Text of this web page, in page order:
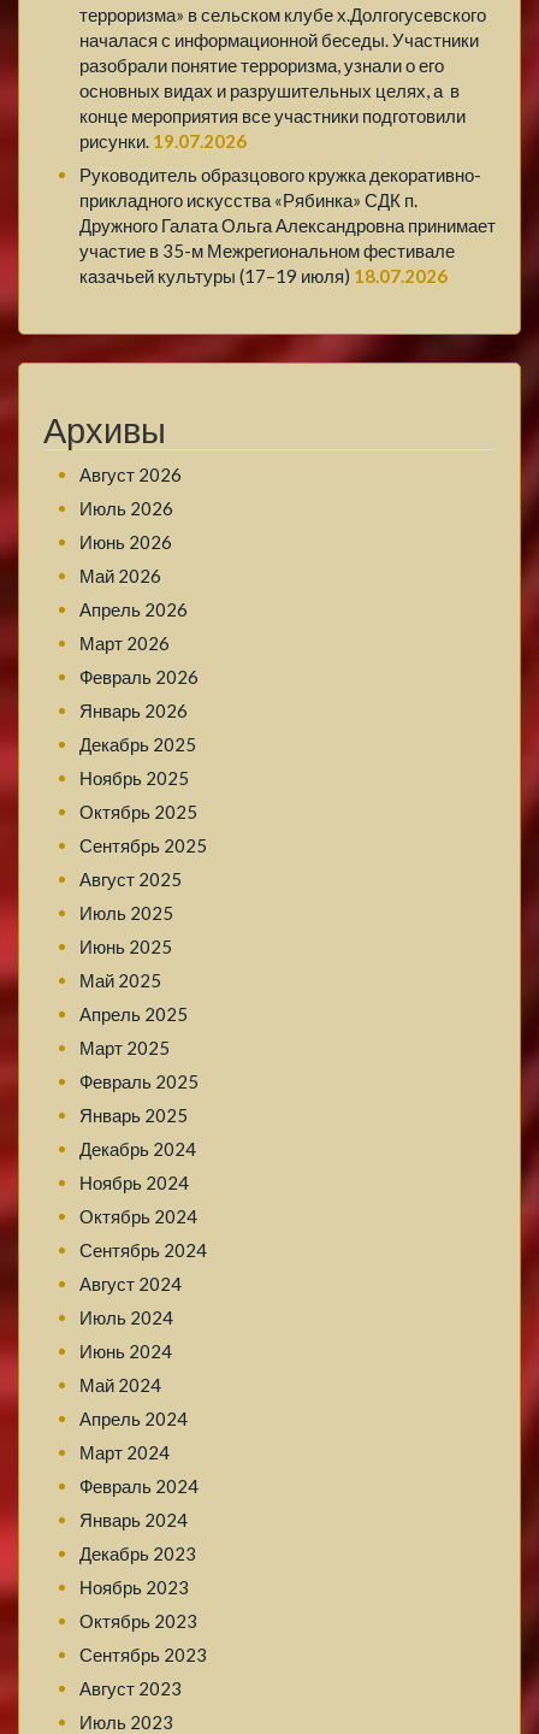
терроризма» в сельском клубе х.Долгогусевского
началася с информационной беседы. Участники
разобрали понятие терроризма, узнали о его
основных видах и разрушительных целях, а в
конце мероприятия все участники подготовили
рисунки. 19.07.2026
Руководитель образцового кружка декоративно-
прикладного искусства «Рябинка» СДК п.
Дружного Галата Ольга Александровна принимает
участие в 35-м Межрегиональном фестивале
казачьей культуры (17–19 июля) 18.07.2026
Архивы
Август 2026
Июль 2026
Июнь 2026
Май 2026
Апрель 2026
Март 2026
Февраль 2026
Январь 2026
Декабрь 2025
Ноябрь 2025
Октябрь 2025
Сентябрь 2025
Август 2025
Июль 2025
Июнь 2025
Май 2025
Апрель 2025
Март 2025
Февраль 2025
Январь 2025
Декабрь 2024
Ноябрь 2024
Октябрь 2024
Сентябрь 2024
Август 2024
Июль 2024
Июнь 2024
Май 2024
Апрель 2024
Март 2024
Февраль 2024
Январь 2024
Декабрь 2023
Ноябрь 2023
Октябрь 2023
Сентябрь 2023
Август 2023
Июль 2023